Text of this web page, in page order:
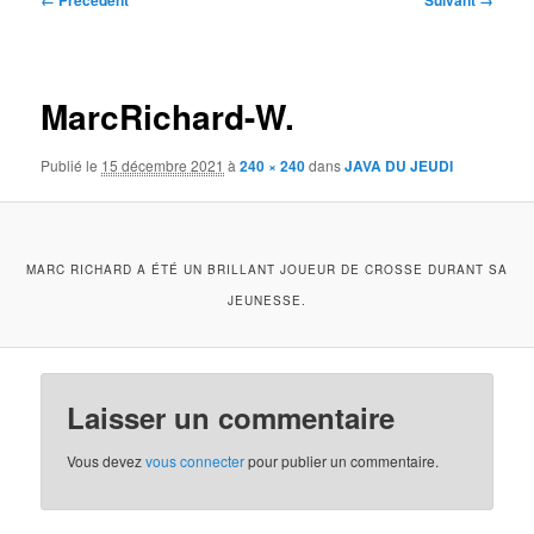
MarcRichard-W.
Publié le 15 décembre 2021 à240 × 240dansJAVA DU JEUDI
MARC RICHARD A ÉTÉ UN BRILLANT JOUEUR DE CROSSE DURANT SA
JEUNESSE.
Laisser un commentaire
Vous devezvous connecterpour publier un commentaire.